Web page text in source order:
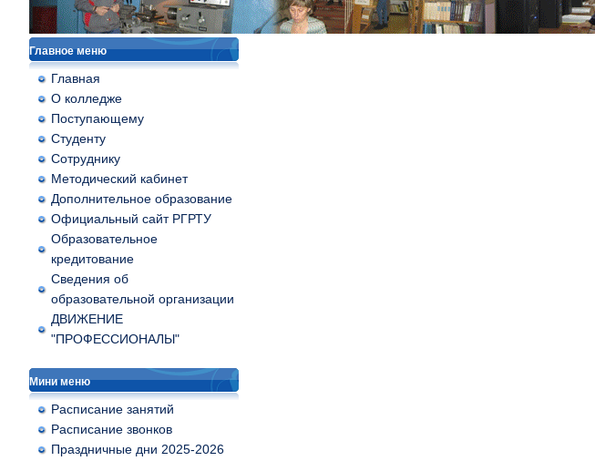
Главное меню
Главная
О колледже
Поступающему
Студенту
Сотруднику
Методический кабинет
Дополнительное образование
Официальный сайт РГРТУ
Образовательное
кредитование
Сведения об
образовательной организации
ДВИЖЕНИЕ
"ПРОФЕССИОНАЛЫ"
Мини меню
Расписание занятий
Расписание звонков
Праздничные дни 2025-2026